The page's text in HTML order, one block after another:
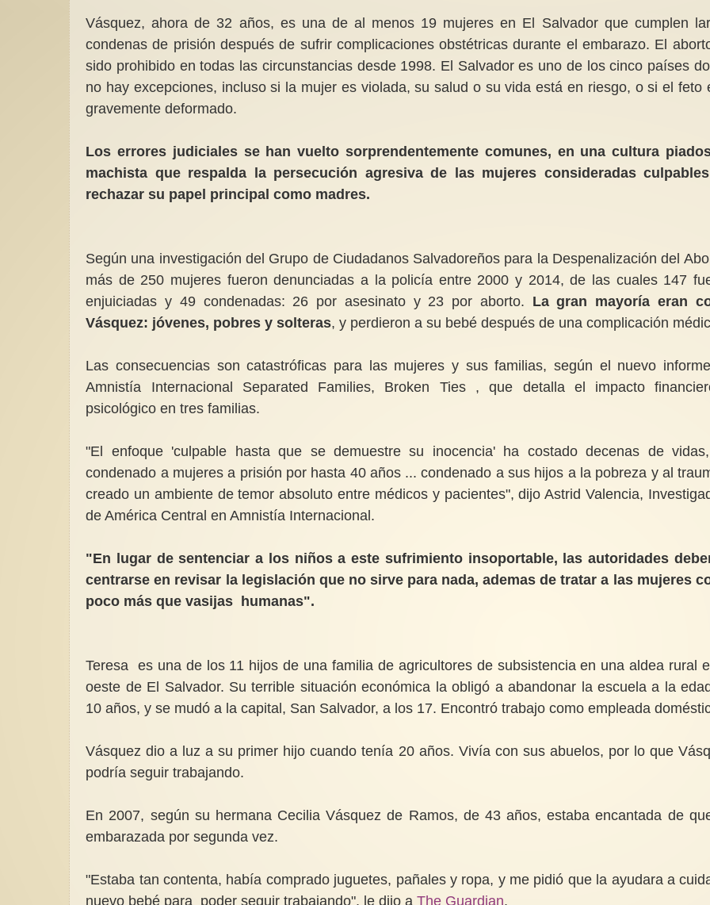
Vásquez, ahora de 32 años, es una de al menos 19 mujeres en El Salvador que cumplen
condenas de prisión después de sufrir complicaciones obstétricas durante el embarazo. El
sido prohibido en todas las circunstancias desde 1998. El Salvador es uno de los cinco países
no hay excepciones, incluso si la mujer es violada, su salud o su vida está en riesgo, o si el feto
gravemente deformado.
Los errores judiciales se han vuelto sorprendentemente comunes, en una cultura
machista que respalda la persecución agresiva de las mujeres consideradas
rechazar su papel principal como madres.
Según una investigación del Grupo de Ciudadanos Salvadoreños para la Despenalización del
más de 250 mujeres fueron denunciadas a la policía entre 2000 y 2014, de las cuales 147
enjuiciadas y 49 condenadas: 26 por asesinato y 23 por aborto. La gran mayoría eran
Vásquez: jóvenes, pobres y solteras, y perdieron a su bebé después de una complicación
Las consecuencias son catastróficas para las mujeres y sus familias, según el nuevo
Amnistía Internacional Separated Families, Broken Ties , que detalla el impacto
psicológico en tres familias.
"El enfoque 'culpable hasta que se demuestre su inocencia' ha costado decenas de
condenado a mujeres a prisión por hasta 40 años ... condenado a sus hijos a la pobreza y al
creado un ambiente de temor absoluto entre médicos y pacientes", dijo Astrid Valencia,
de América Central en Amnistía Internacional.
"En lugar de sentenciar a los niños a este sufrimiento insoportable, las autoridades
centrarse en revisar la legislación que no sirve para nada, ademas de tratar a las mujeres
poco más que vasijas humanas".
Teresa es una de los 11 hijos de una familia de agricultores de subsistencia en una aldea rural
oeste de El Salvador. Su terrible situación económica la obligó a abandonar la escuela a la
10 años, y se mudó a la capital, San Salvador, a los 17. Encontró trabajo como empleada
Vásquez dio a luz a su primer hijo cuando tenía 20 años. Vivía con sus abuelos, por lo que
podría seguir trabajando.
En 2007, según su hermana Cecilia Vásquez de Ramos, de 43 años, estaba encantada de
embarazada por segunda vez.
"Estaba tan contenta, había comprado juguetes, pañales y ropa, y me pidió que la ayudara a
nuevo bebé para poder seguir trabajando", le dijo aThe Guardian.